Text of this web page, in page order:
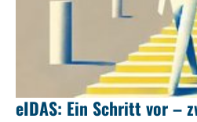
eIDAS: Ein Schritt vor –